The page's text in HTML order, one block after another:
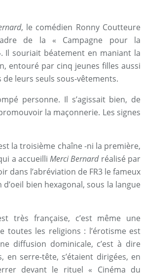
, le comédien Ronny Coutteure
de la « Campagne pour la
Il souriait béatement en maniant la
entouré par cinq jeunes filles aussi
leurs seuls sous-vêtements.
personne. Il s’agissait bien, de
la maçonnerie. Les signes
la troisième chaîne -ni la première,
a accueilliMerci Bernardréalisé par
dans l’abréviation de FR3 le fameux
bien hexagonal, sous la langue
très française, c’est même une
toutes les religions : l’érotisme est
diffusion dominicale, c’est à dire
serre-tête, s’étaient dirigées, en
devant le rituel « Cinéma du